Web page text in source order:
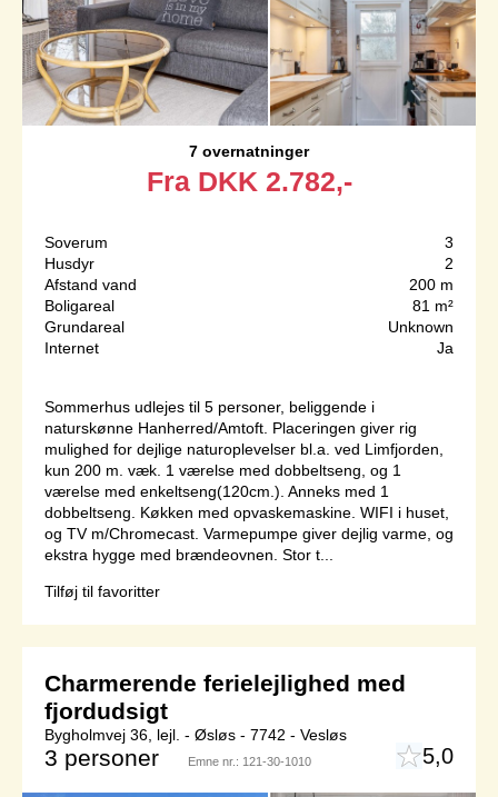
7 overnatninger
Fra DKK 2.782,-
Soverum
3
Husdyr
2
Afstand vand
200 m
Boligareal
81 m²
Grundareal
Unknown
Internet
Ja
Sommerhus udlejes til 5 personer, beliggende i
naturskønne Hanherred/Amtoft. Placeringen giver rig
mulighed for dejlige naturoplevelser bl.a. ved Limfjorden,
kun 200 m. væk. 1 værelse med dobbeltseng, og 1
værelse med enkeltseng(120cm.). Anneks med 1
dobbeltseng. Køkken med opvaskemaskine. WIFI i huset,
og TV m/Chromecast. Varmepumpe giver dejlig varme, og
ekstra hygge med brændeovnen. Stor t...
Tilføj til favoritter
Charmerende ferielejlighed med
fjordudsigt
Bygholmvej 36, lejl. - Øsløs - 7742 - Vesløs
3 personer Emne nr.: 121-30-1010 5,0